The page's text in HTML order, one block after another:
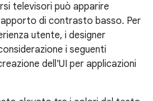
televisori può apparire
di contrasto basso. Per
utente, i designer
i seguenti
dell'UI per applicazioni